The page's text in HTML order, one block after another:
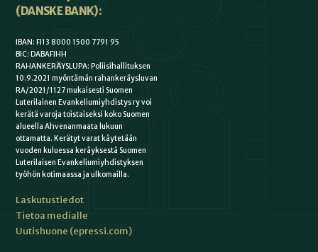
(DANSKE BANK):
IBAN: FI13 8000 1500 7791 95
BIC: DABAFIHH
RAHANKERÄYSLUPA: Poliisihallituksen
10.9.2021 myöntämän rahankeräysluvan
RA/2021/1127 mukaisesti Suomen
Luterilainen Evankeliumiyhdistys ry voi
kerätä varoja toistaiseksi koko Suomen
alueella Ahvenanmaata lukuun
ottamatta. Kerätyt varat käytetään
vuoden kuluessa keräyksestä Suomen
Luterilaisen Evankeliumiyhdistyksen
työhön kotimaassa ja ulkomailla.
Laskutustiedot
Tietoa medialle
Uutishuone (epressi.com)